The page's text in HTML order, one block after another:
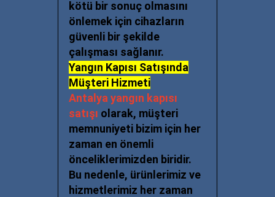
kötü bir sonuç olmasını
önlemek için cihazların
güvenli bir şekilde
çalışması sağlanır.
Yangın Kapısı Satışında
Müşteri Hizmeti
Antalya yangın kapısı
satışı olarak, müşteri
memnuniyeti bizim için her
zaman en önemli
önceliklerimizden biridir.
Bu nedenle, ürünlerimiz ve
hizmetlerimiz her zaman